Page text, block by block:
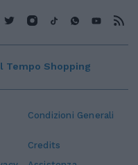
Condizioni Generali
Credits
Tempo Shopping